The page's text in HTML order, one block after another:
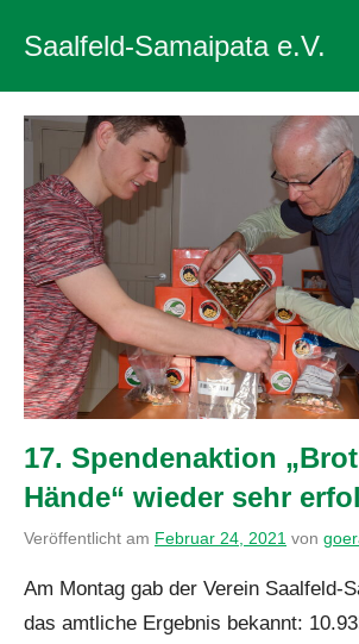
InhaltSaalfeld-Samaipata e.V.
17. Spendenaktion
Hände“ wieder sehr
Veröffentlicht am Februar 24, 2021 von
Am Montag gab der Verein Saalfeld-
das amtliche Ergebnis bekannt: